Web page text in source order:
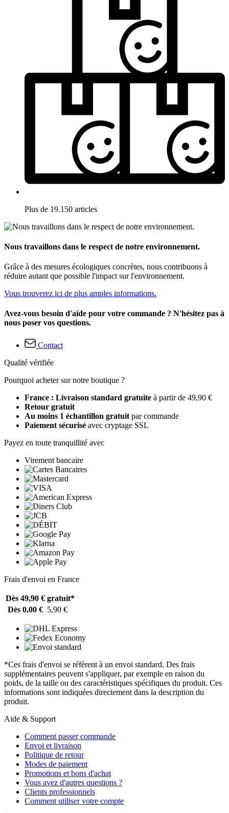
Plus de 19.150 articles
Nous travaillons dans le respect de notre environnement.
Grâce à des mesures écologiques concrètes, nous contribuons à
réduire autant que possible l'impact sur l'environnement.
Vous trouverez ici de plus amples informations.
Avez-vous besoin d'aide pour votre commande ? N'hésitez pas à
nous poser vos questions.
Contact
Qualité vérifiée
Pourquoi acheter sur notre boutique ?
France : Livraison standard gratuite à partir de 49,90 €
Retour gratuit
Au moins 1 échantillon gratuit par commande
Paiement sécurisé avec cryptage SSL
Payez en toute tranquillité avec
Virement bancaire
Frais d'envoi en France
Dès 49,90 € gratuit*
Dès 0,00 € 5,90 €
*Ces frais d'envoi se réfèrent à un envoi standard. Des frais
supplémentaires peuvent s'appliquer, par exemple en raison du
poids, de la taille ou des caractéristiques spécifiques du produit. Ces
informations sont indiquées directement dans la description du
produit.
Aide & Support
Comment passer commande
Envoi et livraison
Politique de retour
Modes de paiement
Promotions et bons d'achat
Vous avez d'autres questions ?
Clients professionnels
Comment utiliser votre compte